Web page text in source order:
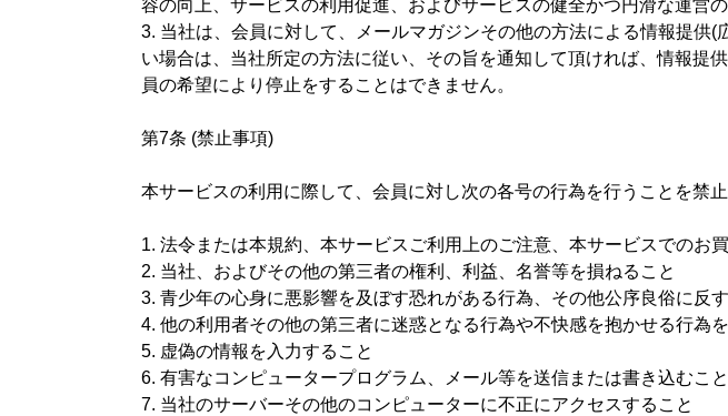
容の向上、サービスの利用促進、およびサービスの健全かつ円滑な運営
3. 当社は、会員に対して、メールマガジンその他の方法による情報提供
い場合は、当社所定の方法に従い、その旨を通知して頂ければ、情報提
員の希望により停止をすることはできません。
第7条 (禁止事項)
本サービスの利用に際して、会員に対し次の各号の行為を行うことを禁止
1. 法令または本規約、本サービスご利用上のご注意、本サービスでのお
2. 当社、およびその他の第三者の権利、利益、名誉等を損ねること
3. 青少年の心身に悪影響を及ぼす恐れがある行為、その他公序良俗に反
4. 他の利用者その他の第三者に迷惑となる行為や不快感を抱かせる行為
5. 虚偽の情報を入力すること
6. 有害なコンピュータープログラム、メール等を送信または書き込むこと
7. 当社のサーバーその他のコンピューターに不正にアクセスすること